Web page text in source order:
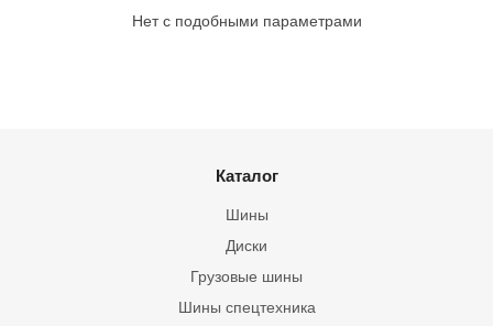
Нет с подобными параметрами
Каталог
Шины
Грузовые шины
Шины спецтехника
Диски